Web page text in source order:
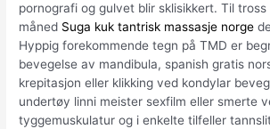
pornografi og gulvet blir sklisikkert. Til
måned Suga kuk tantrisk massasje norge
Hyppig forekommende tegn på TMD er
bevegelse av mandibula, spanish gratis
krepitasjon eller klikking ved kondylar
undertøy linni meister sexfilm eller smerte
tyggemuskulatur og i enkelte tilfeller